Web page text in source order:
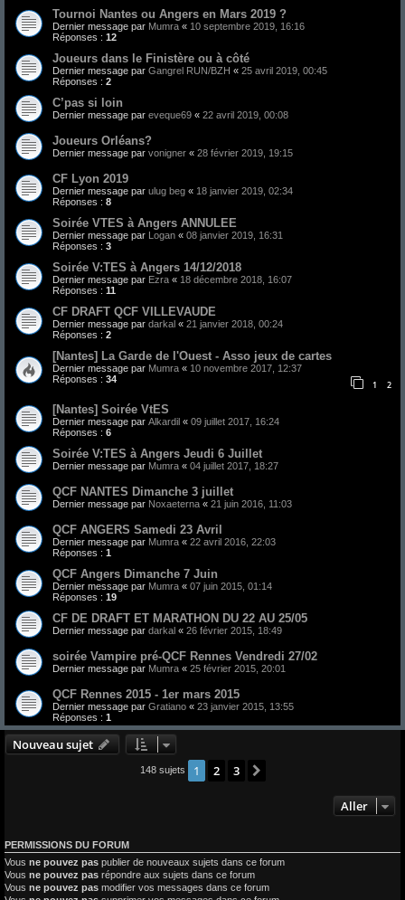
Tournoi Nantes ou Angers en Mars 2019 ?
Dernier message par Mumra « 10 septembre 2019, 16:16
Réponses : 12
Joueurs dans le Finistère ou à côté
Dernier message par Gangrel RUN/BZH « 25 avril 2019, 00:45
Réponses : 2
C’pas si loin
Dernier message par eveque69 « 22 avril 2019, 00:08
Joueurs Orléans?
Dernier message par vonigner « 28 février 2019, 19:15
CF Lyon 2019
Dernier message par ulug beg « 18 janvier 2019, 02:34
Réponses : 8
Soirée VTES à Angers ANNULEE
Dernier message par Logan « 08 janvier 2019, 16:31
Réponses : 3
Soirée V:TES à Angers 14/12/2018
Dernier message par Ezra « 18 décembre 2018, 16:07
Réponses : 11
CF DRAFT QCF VILLEVAUDE
Dernier message par darkal « 21 janvier 2018, 00:24
Réponses : 2
[Nantes] La Garde de l'Ouest - Asso jeux de cartes
Dernier message par Mumra « 10 novembre 2017, 12:37
Réponses : 34 1 2
[Nantes] Soirée VtES
Dernier message par Alkardil « 09 juillet 2017, 16:24
Réponses : 6
Soirée V:TES à Angers Jeudi 6 Juillet
Dernier message par Mumra « 04 juillet 2017, 18:27
QCF NANTES Dimanche 3 juillet
Dernier message par Noxaeterna « 21 juin 2016, 11:03
QCF ANGERS Samedi 23 Avril
Dernier message par Mumra « 22 avril 2016, 22:03
Réponses : 1
QCF Angers Dimanche 7 Juin
Dernier message par Mumra « 07 juin 2015, 01:14
Réponses : 19
CF DE DRAFT ET MARATHON DU 22 AU 25/05
Dernier message par darkal « 26 février 2015, 18:49
soirée Vampire pré-QCF Rennes Vendredi 27/02
Dernier message par Mumra « 25 février 2015, 20:01
QCF Rennes 2015 - 1er mars 2015
Dernier message par Gratiano « 23 janvier 2015, 13:55
Réponses : 1
Nouveau sujet
148 sujets 1 2 3
Aller
PERMISSIONS DU FORUM
Vous ne pouvez pas publier de nouveaux sujets dans ce forum
Vous ne pouvez pas répondre aux sujets dans ce forum
Vous ne pouvez pas modifier vos messages dans ce forum